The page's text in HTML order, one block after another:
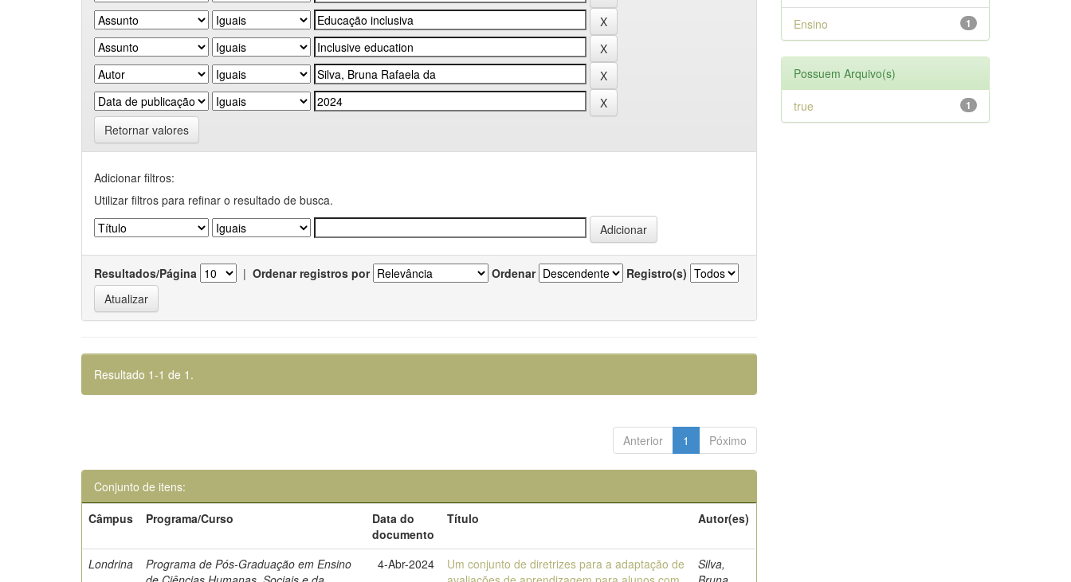
Retornar valores
Adicionar filtros:
Utilizar filtros para refinar o resultado de busca.
Resultados/Página | Ordenar registros por Ordenar Registro(s)
Resultado 1-1 de 1.
Anterior 1 Póximo
Conjunto de itens:
Câmpus
Programa/Curso
Data do
documento
Título Autor(es)
Londrina
Programa de Pós-Graduação em Ensino
4-Abr-2024
Um conjunto de diretrizes para a adaptação de
Silva,
1
Ensino
Possuem Arquivo(s)
1
true